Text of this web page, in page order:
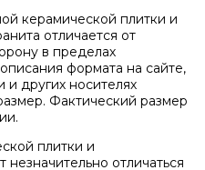
керамической плитки и
отличается от
в пределах
формата на сайте,
и других носителях
Фактический размер
плитки и
незначительно отличаться